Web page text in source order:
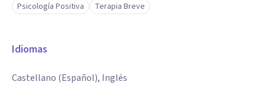
Psicología Positiva
Terapia Breve
Idiomas
Castellano (Español), Inglés